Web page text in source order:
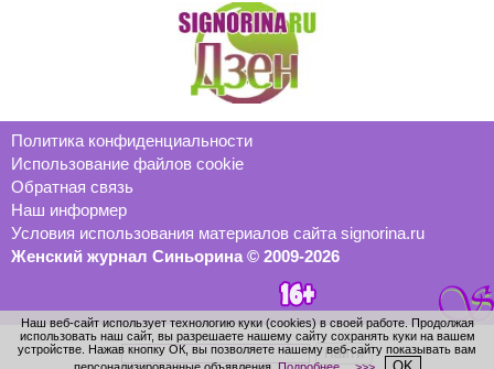
Политика конфиденциальности
Использование файлов cookie
Обратная связь
Наш информер
Условия использования материалов сайта signorina.ru
Женский журнал Синьорина © 2009-2026
Наш веб-сайт использует технологию куки (cookies) в своей работе. Продолжая
использовать наш сайт, вы разрешаете нашему сайту сохранять куки на вашем
устройстве. Нажав кнопку ОК, вы позволяете нашему веб-сайту показывать вам